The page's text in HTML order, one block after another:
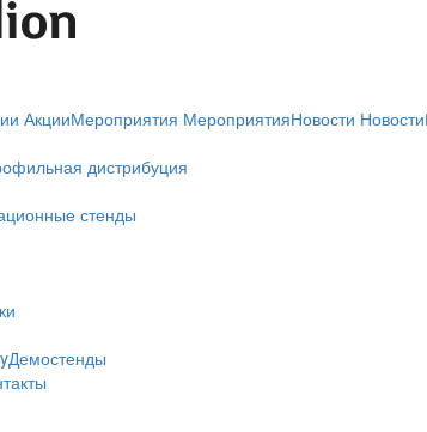
АкцииМероприятия МероприятияНовости Новости
дистрибуция
стенды
Демостенды